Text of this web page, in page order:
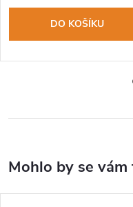
DO KOŠÍKU